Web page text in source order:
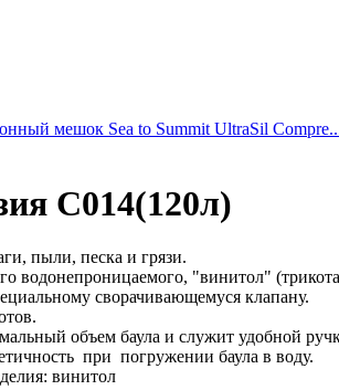
мешок Sea to Summit UltraSil
С014(120л)
пыли, песка и грязи.
водонепроницаемого, "винитол"
сворачивающемуся клапану.
объем баула и служит удобной
при погружении баула в воду.
винитол